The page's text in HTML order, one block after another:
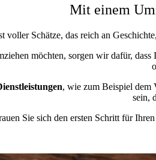
Mit einem
voller Schätze, das reich an
möchten, sorgen wir dafür,
, wie zum Beispiel dem
sein,
Sie sich den ersten Schritt für